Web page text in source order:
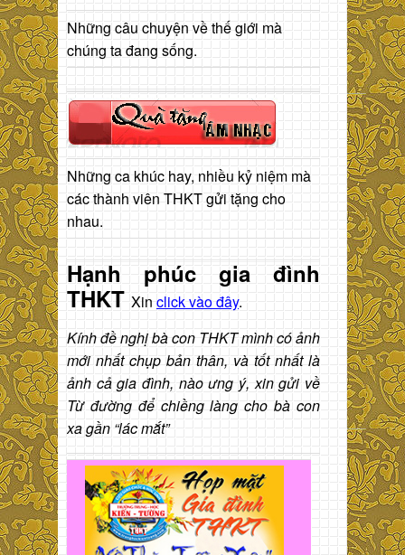
Những câu chuyện về thế giới mà
chúng ta đang sống.
Những ca khúc hay, nhiều kỷ niệm mà
các thành viên THKT gửi tặng cho
nhau.
Hạnh phúc gia đình
THKT Xin click vào đây.
Kính đề nghị bà con THKT mình có ảnh
mới nhất chụp bản thân, và tốt nhất là
ảnh cả gia đình, nào ưng ý, xin gửi về
Từ đường để chiềng làng cho bà con
xa gần “lác mắt”